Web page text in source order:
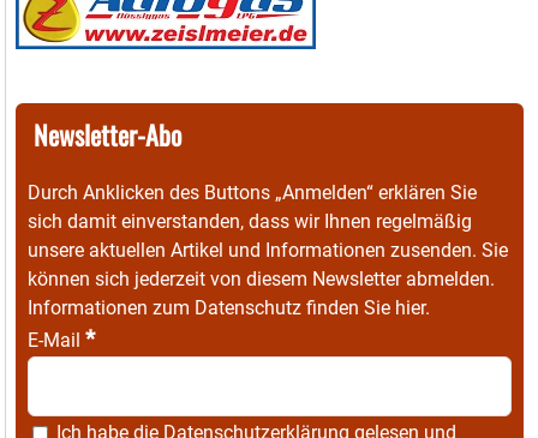
Newsletter-Abo
Durch Anklicken des Buttons „Anmelden“ erklären Sie
sich damit einverstanden, dass wir Ihnen regelmäßig
unsere aktuellen Artikel und Informationen zusenden. Sie
können sich jederzeit von diesem Newsletter abmelden.
Informationen zum Datenschutz finden Sie hier.
E-Mail *
Ich habe die Datenschutzerklärung gelesen und